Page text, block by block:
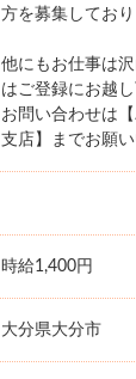
方を募集しており
他にもお仕事は
はご登録にお越し
お問い合わせは
支店】までお願い
時給1,400円
大分県大分市